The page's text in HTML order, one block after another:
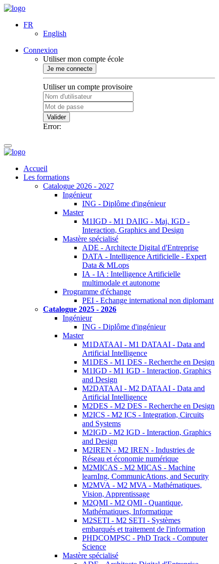
FR
English
Connexion
Utiliser mon compte école
Je me connecte
Utiliser un compte provisoire
Valider
Error:
Accueil
Les formations
Catalogue 2026 - 2027
Ingénieur
ING - Diplôme d'ingénieur
Master
M1IGD - M1 DAIIG - Maj. IGD -
Interaction, Graphics and Design
Mastère spécialisé
ADE - Architecte Digital d'Entreprise
DATA - Intelligence Artificielle - Expert
Data & MLops
IA - IA : Intelligence Artificielle
multimodale et autonome
Programme d'échange
PEI - Echange international non diplomant
Catalogue 2025 - 2026
Ingénieur
ING - Diplôme d'ingénieur
Master
M1DATAAI - M1 DATAAI - Data and
Artificial Intelligence
M1DES - M1 DES - Recherche en Design
M1IGD - M1 IGD - Interaction, Graphics
and Design
M2DATAAI - M2 DATAAI - Data and
Artificial Intelligence
M2DES - M2 DES - Recherche en Design
M2ICS - M2 ICS - Integration, Circuits
and Systems
M2IGD - M2 IGD - Interaction, Graphics
and Design
M2IREN - M2 IREN - Industries de
Réseau et économie numérique
M2MICAS - M2 MICAS - Machine
learnIng, CommunicAtions, and Security
M2MVA - M2 MVA - Mathématiques,
Vision, Apprentissage
M2QMI - M2 QMI - Quantique,
Mathématiques, Informatique
M2SETI - M2 SETI - Systèmes
embarqués et traitement de l'information
PHDCOMPSC - PhD Track - Computer
Science
Mastère spécialisé